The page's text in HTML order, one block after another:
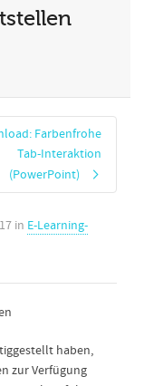
Farbenfrohe
Tab-Interaktion
(PowerPoint)
in E-Learning-
haben,
zur Verfügung